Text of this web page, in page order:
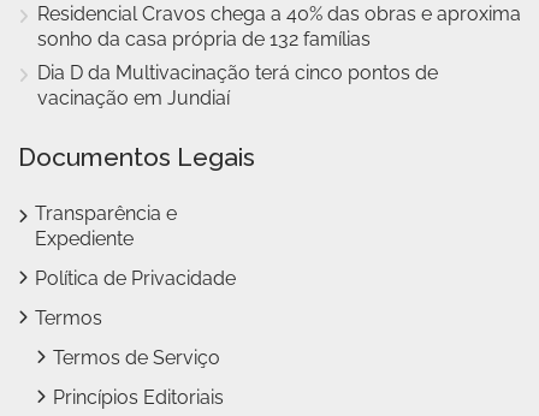
Residencial Cravos chega a 40% das obras e aproxima
sonho da casa própria de 132 famílias
Dia D da Multivacinação terá cinco pontos de
vacinação em Jundiaí
Documentos Legais
Transparência e
Expediente
Política de Privacidade
Termos
Termos de Serviço
Princípios Editoriais